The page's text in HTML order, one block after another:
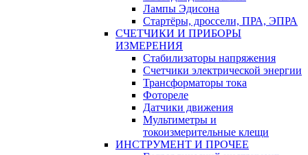
Лампы Эдисона
Стартёры, дроссели, ПРА, ЭПРА
СЧЕТЧИКИ И ПРИБОРЫ
ИЗМЕРЕНИЯ
Стабилизаторы напряжения
Счетчики электрической энергии
Трансформаторы тока
Фотореле
Датчики движения
Мультиметры и
токоизмерительные клещи
ИНСТРУМЕНТ И ПРОЧЕЕ